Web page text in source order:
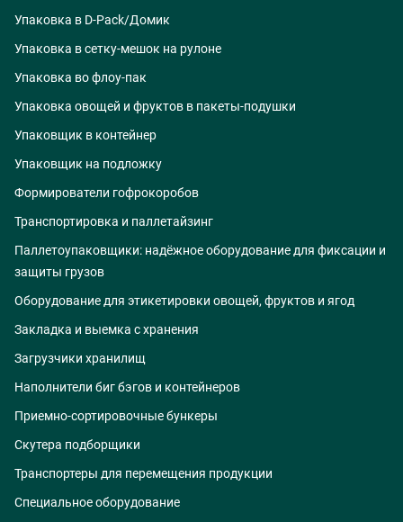
Упаковка в D-Pack/Домик
Упаковка в сетку-мешок на рулоне
Упаковка во флоу-пак
Упаковка овощей и фруктов в пакеты-подушки
Упаковщик в контейнер
Упаковщик на подложку
Формирователи гофрокоробов
Транспортировка и паллетайзинг
Паллетоупаковщики: надёжное оборудование для фиксации и
защиты грузов
Оборудование для этикетировки овощей, фруктов и ягод
Закладка и выемка с хранения
Загрузчики хранилищ
Наполнители биг бэгов и контейнеров
Приемно-сортировочные бункеры
Скутера подборщики
Транспортеры для перемещения продукции
Специальное оборудование